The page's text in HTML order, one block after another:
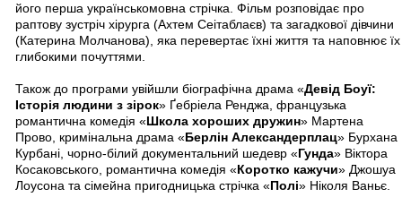
його перша українськомовна стрічка. Фільм розповідає про
раптову зустріч хірурга (Ахтем Сеітаблаєв) та загадкової дівчини
(Катерина Молчанова), яка перевертає їхні життя та наповнює їх
глибокими почуттями.
Також до програми увійшли біографічна драма «Девід Боуї:
Історія людини з зірок» Ґебріела Ренджа, французька
романтична комедія «Школа хороших дружин» Мартена
Прово, кримінальна драма «Берлін Александерплац» Бурхана
Курбані, чорно-білий документальний шедевр «Гунда» Віктора
Косаковського, романтична комедія «Коротко кажучи» Джошуа
Лоусона та сімейна пригодницька стрічка «Полі» Ніколя Ваньє.